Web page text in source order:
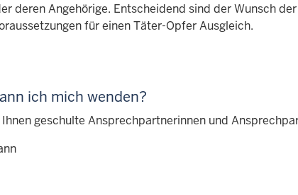
deren Angehörige. Entscheidend sind der Wunsch
für einen Täter-Opfer Ausgleich.
ich mich wenden?
geschulte Ansprechpartnerinnen und